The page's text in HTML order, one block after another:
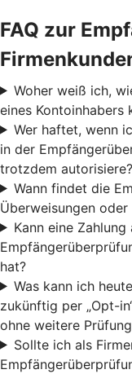
FAQ zur
Woher weiß ich,
eines Kontoinhabers
Wer haftet, wenn
in der
trotzdem autorisiere?
Wann findet die
Überweisungen
Kann eine
hat?
Was kann ich
zukünftig per „Opt-
ohne weitere
Sollte ich als